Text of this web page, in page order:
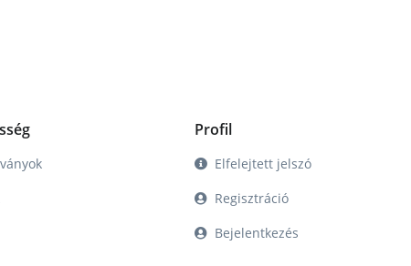
Profil
Elfelejtett jelszó
Regisztráció
Bejelentkezés